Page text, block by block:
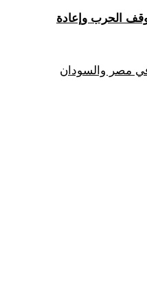
الانتقالي (1).. وقف الحرب وإعادة
في مصر والسودان